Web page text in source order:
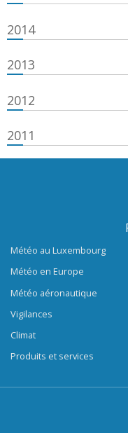
2014
2013
2012
2011
Météo au Luxembourg
Météo en Europe
Météo aéronautique
Vigilances
Climat
Produits et services